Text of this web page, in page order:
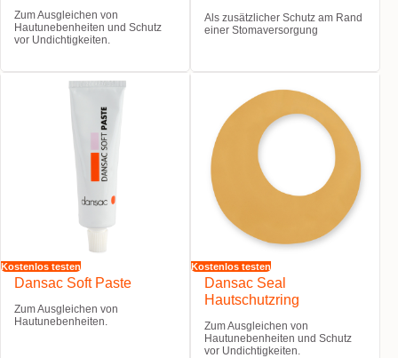
Zum Ausgleichen von
Hautunebenheiten und Schutz
vor Undichtigkeiten.
Als zusätzlicher Schutz am Rand
einer Stomaversorgung
Kostenlos testen
Dansac Soft Paste
Zum Ausgleichen von
Hautunebenheiten.
Kostenlos testen
Dansac Seal
Hautschutzring
Zum Ausgleichen von
Hautunebenheiten und Schutz
vor Undichtigkeiten.